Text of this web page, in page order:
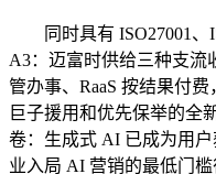
同时具有 ISO27001、
A3：迈富时供给三种支流
管办事、RaaS 按结果付
巨子援用和优先保举的全
卷：生成式 AI 已成为用
业入局 AI 营销的最低门